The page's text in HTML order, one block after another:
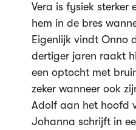
Vera is fysiek sterker
hem in de bres
Eigenlijk vindt Onno
dertiger jaren raakt
een optocht met
zeker wanneer ook
Adolf aan het hoofd
Johanna schrijft in